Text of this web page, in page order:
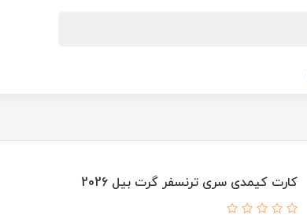
کارت کیمدی سری ترنسفر گرت بیل 2026